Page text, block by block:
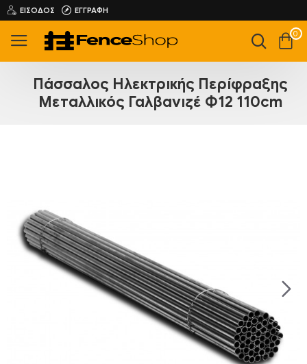
ΕΊΣΟΔΟΣ ΕΓΓΡΑΦΉ
0
Πάσσαλος Ηλεκτρικής Περίφραξης
Μεταλλικός Γαλβανιζέ Φ12 110cm